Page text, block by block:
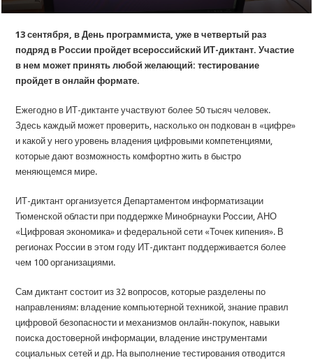
13 сентября, в День программиста, уже в четвертый раз
подряд в России пройдет всероссийский ИТ-диктант. Участие
в нем может принять любой желающий: тестирование
пройдет в онлайн формате.
Ежегодно в ИТ-диктанте участвуют более 50 тысяч человек.
Здесь каждый может проверить, насколько он подкован в «цифре»
и какой у него уровень владения цифровыми компетенциями,
которые дают возможность комфортно жить в быстро
меняющемся мире.
ИТ-диктант организуется Департаментом информатизации
Тюменской области при поддержке Минобрнауки России, АНО
«Цифровая экономика» и федеральной сети «Точек кипения». В
регионах России в этом году ИТ-диктант поддерживается более
чем 100 организациями.
Сам диктант состоит из 32 вопросов, которые разделены по
направлениям: владение компьютерной техникой, знание правил
цифровой безопасности и механизмов онлайн-покупок, навыки
поиска достоверной информации, владение инструментами
социальных сетей и др. На выполнение тестирования отводится